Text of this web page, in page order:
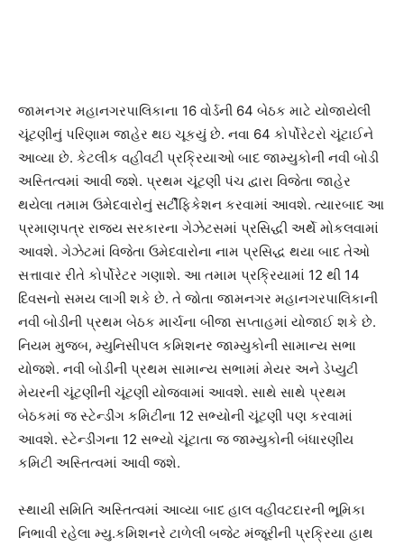
જામનગર મહાનગરપાલિકાના 16 વોર્ડની 64 બેઠક માટે યોજાયેલી
ચૂંટણીનું પરિણામ જાહેર થઇ ચૂકયું છે. નવા 64 કોર્પોરેટરો ચૂંટાઈને
આવ્યા છે. કેટલીક વહીવટી પ્રક્રિયાઓ બાદ જામ્યુકોની નવી બોડી
અસ્તિત્વમાં આવી જશે. પ્રથમ ચૂંટણી પંચ દ્વારા વિજેતા જાહેર
થયેલા તમામ ઉમેદવારોનું સર્ટીફિકેશન કરવામાં આવશે. ત્યારબાદ આ
પ્રમાણપત્ર રાજ્ય સરકારના ગેઝેટસમાં પ્રસિદ્ધી અર્થે મોકલવામાં
આવશે. ગેઝેટમાં વિજેતા ઉમેદવારોના નામ પ્રસિદ્ધ થયા બાદ તેઓ
સત્તાવાર રીતે કોર્પોરેટર ગણાશે. આ તમામ પ્રક્રિયામાં 12 થી 14
દિવસનો સમય લાગી શકે છે. તે જોતા જામનગર મહાનગરપાલિકાની
નવી બોડીની પ્રથમ બેઠક માર્ચના બીજા સપ્તાહમાં યોજાઈ શકે છે.
નિયમ મુજબ, મ્યુનિસીપલ કમિશનર જામ્યુકોની સામાન્ય સભા
યોજશે. નવી બોડીની પ્રથમ સામાન્ય સભામાં મેયર અને ડેપ્યુટી
મેયરની ચૂંટણીની ચૂંટણી યોજવામાં આવશે. સાથે સાથે પ્રથમ
બેઠકમાં જ સ્ટેન્ડીંગ કમિટીના 12 સભ્યોની ચૂંટણી પણ કરવામાં
આવશે. સ્ટેન્ડીંગના 12 સભ્યો ચૂંટાતા જ જામ્યુકોની બંધારણીય
કમિટી અસ્તિત્વમાં આવી જશે.
સ્થાયી સમિતિ અસ્તિત્વમાં આવ્યા બાદ હાલ વહીવટદારની ભૂમિકા
નિભાવી રહેલા મ્યુ.કમિશનરે ટાળેલી બજેટ મંજૂરીની પ્રક્રિયા હાથ